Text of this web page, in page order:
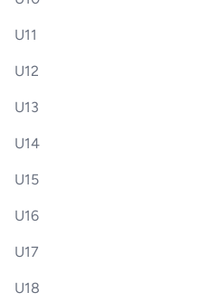
U11
U12
U13
U14
U15
U16
U17
U18